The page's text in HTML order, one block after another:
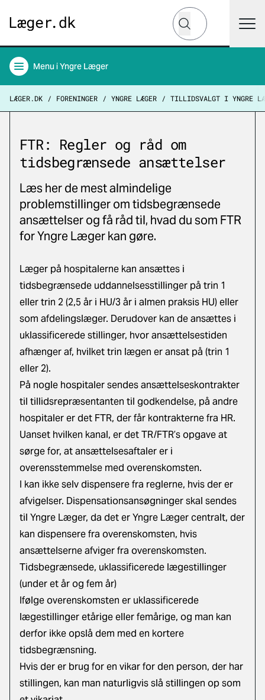
Hvad leder du efter?
Søg
Menu i Yngre Læger
LÆGER.DK FORENINGER YNGRE LÆGER TILLIDSVALGT I YNGRE
FTR: Regler og råd om
tidsbegrænsede ansættelser
Læs her de mest almindelige
problemstillinger om tidsbegrænsede
ansættelser og få råd til, hvad du som FTR
for Yngre Læger kan gøre.
Læger på hospitalerne kan ansættes i
tidsbegrænsede uddannelsesstillinger på trin 1
eller trin 2 (2,5 år i HU/3 år i almen praksis HU) eller
som afdelingslæger. Derudover kan de ansættes i
uklassificerede stillinger, hvor ansættelsestiden
afhænger af, hvilket trin lægen er ansat på (trin 1
eller 2).
På nogle hospitaler sendes ansættelseskontrakter
til tillidsrepræsentanten til godkendelse, på andre
hospitaler er det FTR, der får kontrakterne fra HR.
Uanset hvilken kanal, er det TR/FTR’s opgave at
sørge for, at ansættelsesaftaler er i
overensstemmelse med overenskomsten.
I kan ikke selv dispensere fra reglerne, hvis der er
afvigelser. Dispensationsansøgninger skal sendes
til Yngre Læger, da det er Yngre Læger centralt, der
kan dispensere fra overenskomsten, hvis
ansættelserne afviger fra overenskomsten.
Tidsbegrænsede, uklassificerede lægestillinger
(under et år og fem år)
Ifølge overenskomsten er uklassificerede
lægestillinger etårige eller femårige, og man kan
derfor ikke opslå dem med en kortere
tidsbegrænsning.
Hvis der er brug for en vikar for den person, der har
stillingen, kan man naturligvis slå stillingen op som